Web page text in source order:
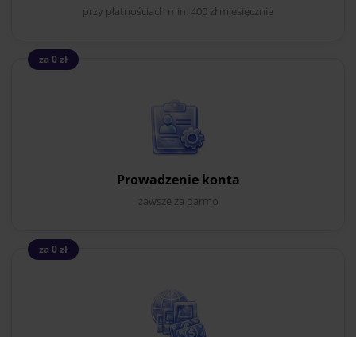
przy płatnościach min. 400 zł miesięcznie
za 0 zł
Prowadzenie konta
zawsze za darmo
za 0 zł